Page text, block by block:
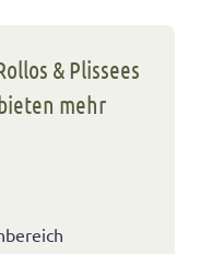
& Plissees
mehr